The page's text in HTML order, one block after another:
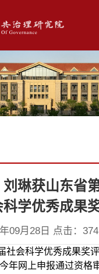
刘琳获山东省
科学优秀成果
09月28日 点击： 374
社会科学优秀成果奖
年网上申报通过资格